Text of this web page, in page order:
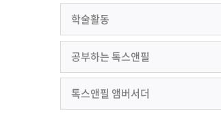
학술활동
공부하는 톡스앤필
톡스앤필 앰버서더